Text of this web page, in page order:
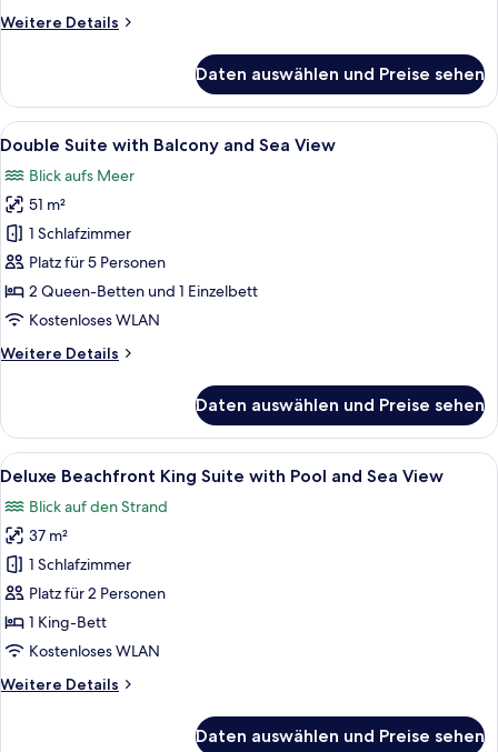
View
Weitere Details
Weitere
Suite
with
Balcony
Sea
View
Daten auswählen und Preise sehen
Alle
Fotos
für
Double
Suite
with
Balcony
and
View
Ein Schlafzimmer mit einem Bett,
8
Double Suite with Balcony and Sea View
Blick aufs Meer
51 m²
1 Schlafzimmer
Platz für 5 Personen
2 Queen-Betten und 1 Einzelbett
Kostenloses WLAN
Weitere Details
Weitere
Suite
with
Balcony
Sea
View
Daten auswählen und Preise sehen
Alle
Fotos
für
Deluxe
Beachfront
King
Suite
with
and
Ein geräumiges Schlafzimmer mit
9
Deluxe Beachfront King Suite with Pool and Sea View
Blick auf den Strand
37 m²
1 Schlafzimmer
Platz für 2 Personen
1 King-Bett
Kostenloses WLAN
Weitere Details
Weitere
Daten auswählen und Preise sehen